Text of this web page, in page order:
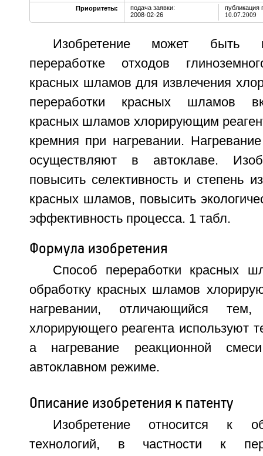
Приоритеты:
подача заявки:
2008-02-26
публикация
10.07.2009
Изобретение может быть
переработке отходов
красных шламов для извлечения
переработки красных шламов
красных шламов хлорирующим
кремния при нагревании.
осуществляют в автоклаве.
повысить селективность и степень
красных шламов, повысить
эффективность процесса. 1 табл.
Формула изобретения
Способ переработки красных
обработку красных шламов
нагревании, отличающийся
хлорирующего реагента используют
а нагревание реакционной
автоклавном режиме.
Описание изобретения к патенту
Изобретение относится к
технологий, в частности к